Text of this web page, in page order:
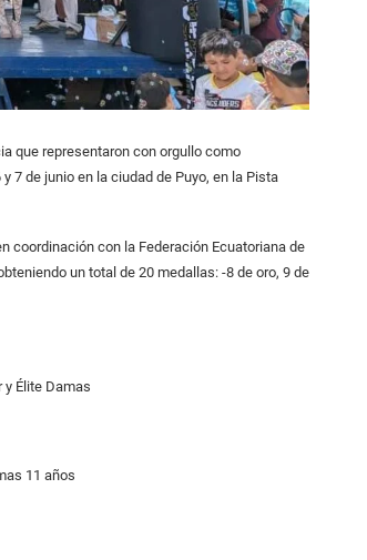
que representaron con orgullo como
7 de junio en la ciudad de Puyo, en la Pista
coordinación con la Federación Ecuatoriana de
un total de 20 medallas: -8 de oro, 9 de
y Élite Damas
11 años